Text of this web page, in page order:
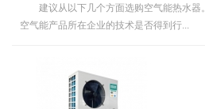
建议从以下几个方面选购空气能热水
空气能产品所在企业的技术是否得到行...